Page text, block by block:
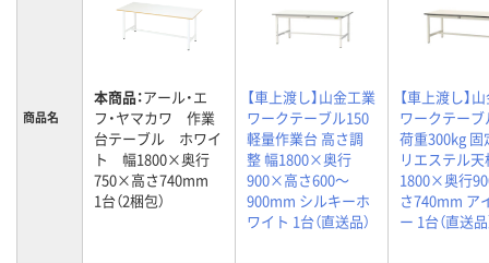
商品名
本商品：アール・エ
フ・ヤマカワ 作業
台テーブル ホワイ
ト 幅1800×奥行
750×高さ740mm
1台（2梱包）
【車上渡し】山金工業
ワークテーブル150
軽量作業台 高さ調
整 幅1800×奥行
900×高さ600～
900mm シルキーホ
ワイト 1台（直送品）
【車上渡し】
ワークテーブ
荷重300kg 固
リエステル天
1800×奥行
さ740mm ア
ー 1台（直送品